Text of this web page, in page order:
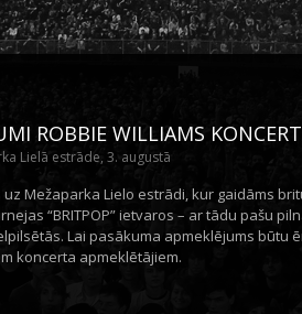
ROBBIE WILLIAMS
Lielā estrāde, 3. augustā
Mežaparka Lielo estrādi, kur gaidāms
“BRITPOP” ietvaros – ar tādu pašu
Lai pasākuma apmeklējums būtu
koncerta apmeklētājiem.